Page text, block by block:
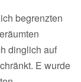
begrenzten
dinglich auf
E wurde